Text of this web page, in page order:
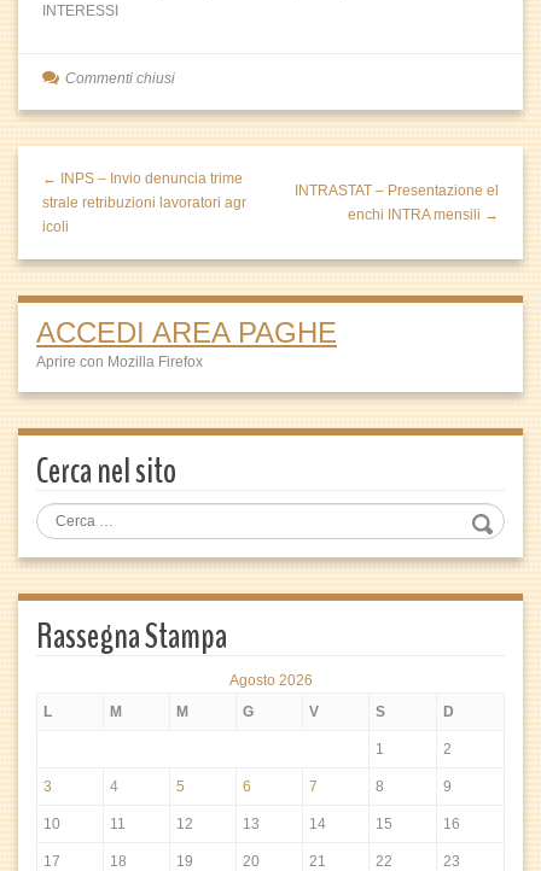
INTERESSI
Commenti chiusi
← INPS – Invio denuncia trime
strale retribuzioni lavoratori agr
icoli
INTRASTAT – Presentazione el
enchi INTRA mensili →
ACCEDI AREA PAGHE
Aprire con Mozilla Firefox
Cerca nel sito
Rassegna Stampa
Agosto 2026
L
M M G V S D
1 2
3 4 5 6 7 8 9
10 11 12 13 14 15 16
17 18 19 20 21 22 23